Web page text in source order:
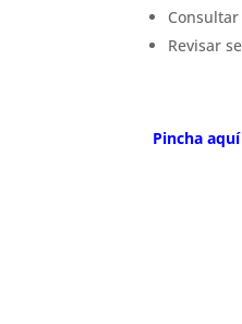
Revisar
Pincha